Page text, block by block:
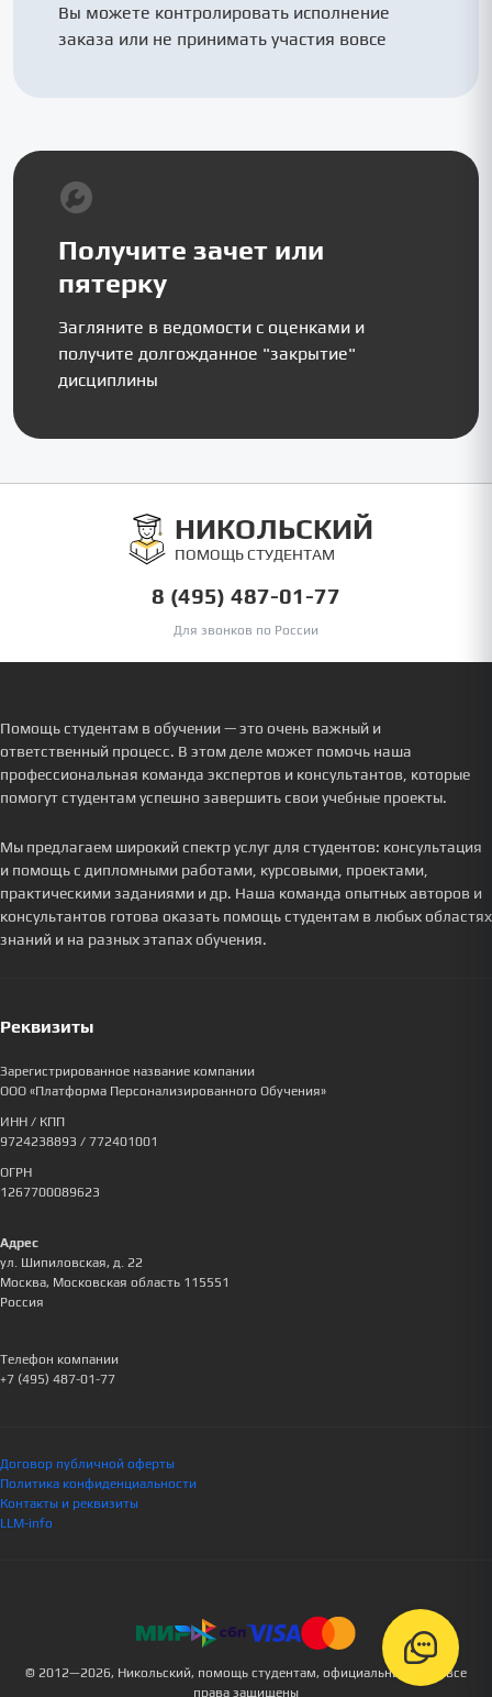
Вы можете контролировать исполнение
заказа или не принимать участия вовсе
Получите зачет или
пятерку
Загляните в ведомости с оценками и
получите долгожданное "закрытие"
дисциплины
НИКОЛЬСКИЙ
ПОМОЩЬ СТУДЕНТАМ
8 (495) 487-01-77
Для звонков по России
Помощь студентам в обучении — это очень важный и
ответственный процесс. В этом деле может помочь наша
профессиональная команда экспертов и консультантов, которые
помогут студентам успешно завершить свои учебные проекты.
Мы предлагаем широкий спектр услуг для студентов: консультация
и помощь с дипломными работами, курсовыми, проектами,
практическими заданиями и др. Наша команда опытных авторов и
консультантов готова оказать помощь студентам в любых областях
знаний и на разных этапах обучения.
Реквизиты
Зарегистрированное название компании
ООО «Платформа Персонализированного Обучения»
ИНН / КПП
9724238893 / 772401001
ОГРН
1267700089623
Адрес
ул. Шипиловская, д. 22
Москва, Московская область 115551
Россия
Телефон компании
+7 (495) 487-01-77
Договор публичной оферты
Политика конфиденциальности
Контакты и реквизиты
LLM-info
© 2012—2026, Никольский, помощь студентам, официальный сайт, все
права защищены